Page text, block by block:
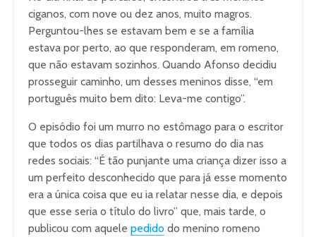
ciganos, com nove ou dez anos, muito magros.
Perguntou-lhes se estavam bem e se a família
estava por perto, ao que responderam, em romeno,
que não estavam sozinhos. Quando Afonso decidiu
prosseguir caminho, um desses meninos disse, “em
português muito bem dito: Leva-me contigo”.
O episódio foi um murro no estômago para o escritor
que todos os dias partilhava o resumo do dia nas
redes sociais: “É tão punjante uma criança dizer isso a
um perfeito desconhecido que para já esse momento
era a única coisa que eu ia relatar nesse dia, e depois
que esse seria o título do livro” que, mais tarde, o
publicou com aquele pedido do menino romeno